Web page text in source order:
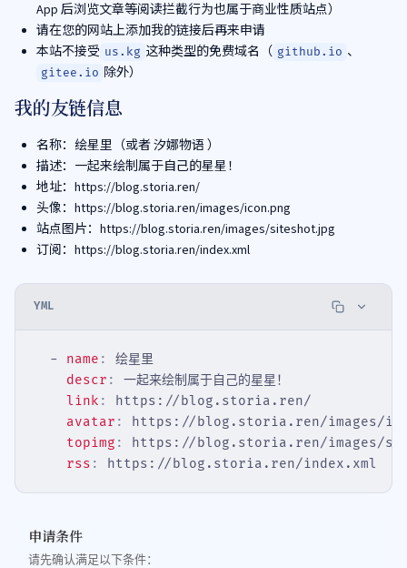
App 后浏览文章等阅读拦截行为也属于商业性质站点）
请在您的网站上添加我的链接后再来申请
本站不接受 us.kg 这种类型的免费域名（ github.io 、
gitee.io 除外）
我的友链信息
名称：绘星里（或者 汐娜物语 ）
描述：一起来绘制属于自己的星星！
地址：https://blog.storia.ren/
头像：https://blog.storia.ren/images/icon.png
站点图片：https://blog.storia.ren/images/siteshot.jpg
订阅：https://blog.storia.ren/index.xml
YML
- name :
绘星里
descr :
一起来绘制属于自己的星星！
link :
https://blog.storia.ren/
avatar :
https://blog.storia.ren/images/
topimg :
https://blog.storia.ren/images/
rss : https://blog.storia.ren/index.xml
申请条件
请先确认满足以下条件：